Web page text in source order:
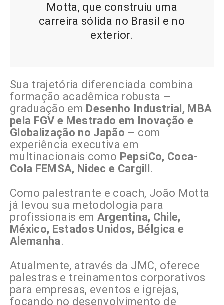
Motta, que construiu uma
carreira sólida no Brasil e no
exterior.
Sua trajetória diferenciada combina
formação acadêmica robusta –
graduação em Desenho Industrial, MBA
pela FGV e Mestrado em Inovação e
Globalização no Japão – com
experiência executiva em
multinacionais como PepsiCo, Coca-
Cola FEMSA, Nidec e Cargill .
Como palestrante e coach, João Motta
já levou sua metodologia para
profissionais em Argentina, Chile,
México, Estados Unidos, Bélgica e
Alemanha.
Atualmente, através da JMC, oferece
palestras e treinamentos corporativos
para empresas, eventos e igrejas,
focando no desenvolvimento de